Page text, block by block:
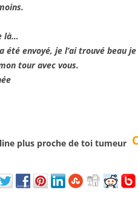
là…
été envoyé, je l’ai trouvé beau
tour avec vous.